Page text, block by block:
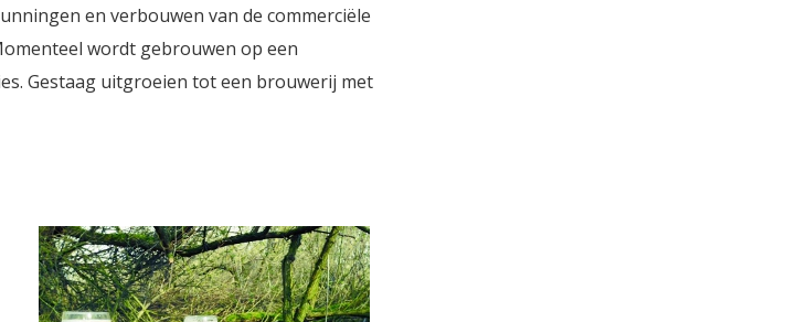
en verbouwen van de commerciële
wordt gebrouwen op een
Gestaag uitgroeien tot een brouwerij met